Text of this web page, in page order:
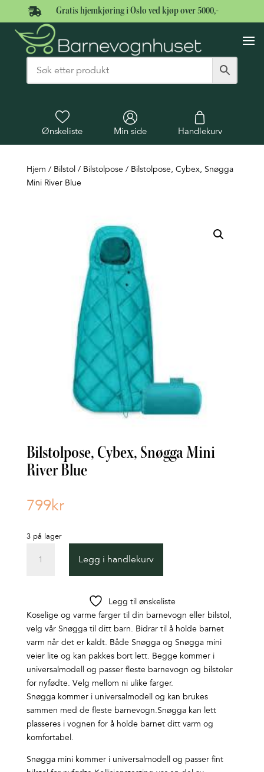
 Gratis hjemkjøring i Oslo ved kjøp over 5000,-
Ønskeliste Min side Handlekurv
Hjem / Bilstol / Bilstolpose / Bilstolpose, Cybex, Snøgga
Mini River Blue
Bilstolpose, Cybex, Snøgga Mini
River Blue
799kr
3 på lager
Cybex,
Blue
antall
Legg i handlekurv
Legg til ønskeliste
Koselige og varme farger til din barnevogn eller bilstol,
velg vår Snøgga til ditt barn. Bidrar til å holde barnet
varm når det er kaldt. Både Snøgga og Snøgga mini
veier lite og kan pakkes bort lett. Begge kommer i
universalmodell og passer fleste barnevogn og bilstoler
for nyfødte. Velg mellom ni ulike farger.
Snøgga kommer i universalmodell og kan brukes
sammen med de fleste barnevogn.Snøgga kan lett
plasseres i vognen for å holde barnet ditt varm og
komfortabel.
Snøgga mini kommer i universalmodell og passer fint